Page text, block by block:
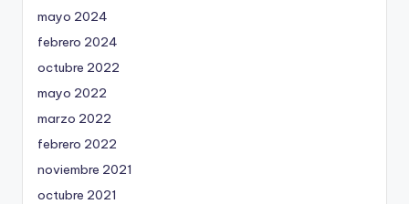
mayo 2024
febrero 2024
octubre 2022
mayo 2022
marzo 2022
febrero 2022
noviembre 2021
octubre 2021